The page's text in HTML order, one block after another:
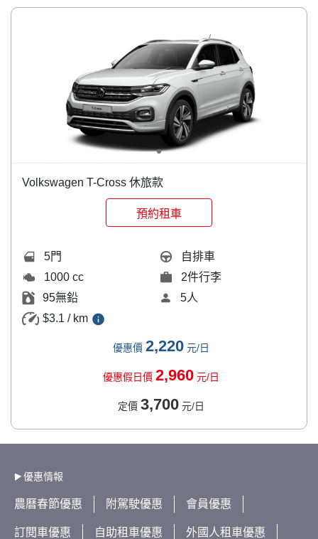
Volkswagen T-Cross 休旅款
預約租車
5門
自排車
1000 cc
2件行李
95無鉛
5人
$3.1 / km
優惠價 2,220元/日
優惠假日價 2,960元/日
定價 3,700元/日
優惠情報
農曆春節優惠 附駕駛優惠 會員優惠
訂閱車優惠 自助租車優惠 外國人租車優惠